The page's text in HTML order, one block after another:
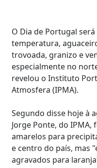
O Dia de Portugal
temperatura,
trovoada, granizo e
especialmente no
revelou o Instituto
Atmosfera (IPMA).
Segundo disse hoje à
Jorge Ponte, do
amarelos para
e centro do país, mas
agravados para